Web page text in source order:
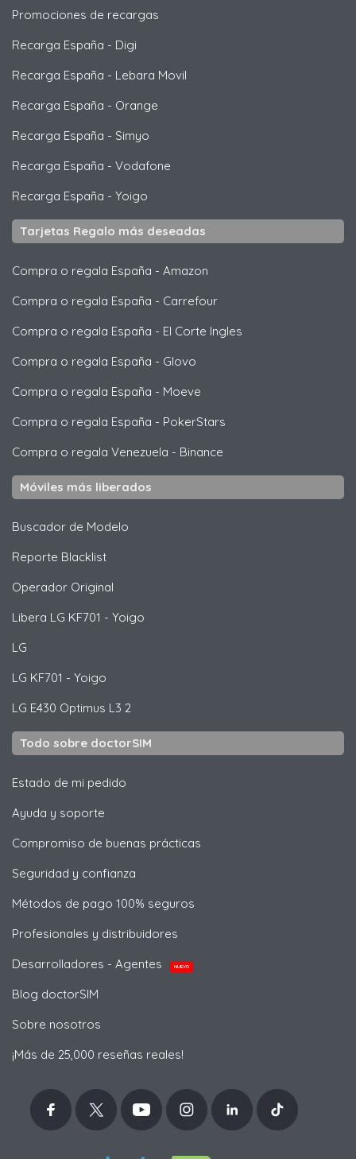
Promociones de recargas
Recarga España - Digi
Recarga España - Lebara Movil
Recarga España - Orange
Recarga España - Simyo
Recarga España - Vodafone
Recarga España - Yoigo
Tarjetas Regalo más deseadas
Compra o regala España - Amazon
Compra o regala España - Carrefour
Compra o regala España - El Corte Ingles
Compra o regala España - Glovo
Compra o regala España - Moeve
Compra o regala España - PokerStars
Compra o regala Venezuela - Binance
Móviles más liberados
Buscador de Modelo
Reporte Blacklist
Operador Original
Libera LG KF701 - Yoigo
LG
LG KF701 - Yoigo
LG E430 Optimus L3 2
Todo sobre doctorSIM
Estado de mi pedido
Ayuda y soporte
Compromiso de buenas prácticas
Seguridad y confianza
Métodos de pago 100% seguros
Profesionales y distribuidores
Desarrolladores - Agentes
NUEVO
Blog doctorSIM
Sobre nosotros
¡Más de 25,000 reseñas reales!